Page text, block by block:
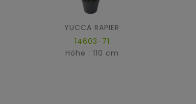
YUCCA RAPIER
14603-71
Höhe : 110 cm